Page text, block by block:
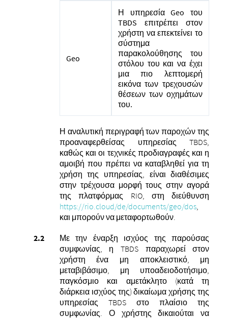
Geo
Η υπηρεσία Geo του
TBDS επιτρέπει στον
χρήστη να επεκτείνει το
σύστημα
παρακολούθησης του
στόλου του και να έχει
μια πιο λεπτομερή
εικόνα των τρεχουσών
θέσεων των οχημάτων
του.
Η αναλυτική περιγραφή των παροχών της
προαναφερθείσας υπηρεσίας TBDS,
καθώς και οι τεχνικές προδιαγραφές και η
αμοιβή που πρέπει να καταβληθεί για τη
χρήση της υπηρεσίας, είναι διαθέσιμες
στην τρέχουσα μορφή τους στην αγορά
της πλατφόρμας RIO, στη διεύθυνση
https://rio.cloud/de/documents/geo/dos,
και μπορούν να μεταφορτωθούν.
Με την έναρξη ισχύος της παρούσας
συμφωνίας, η TBDS παραχωρεί στον
χρήστη ένα μη αποκλειστικό, μη
μεταβιβάσιμο, μη υποαδειοδοτήσιμο,
παγκόσμιο και αμετάκλητο (κατά τη
διάρκεια ισχύος της) δικαίωμα χρήσης της
υπηρεσίας TBDS στο πλαίσιο της
συμφωνίας. Ο χρήστης δικαιούται να